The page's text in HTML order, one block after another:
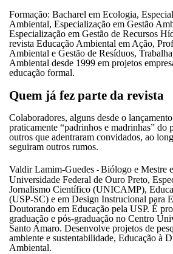
Formação: Bacharel em Ecologia,
Ambiental, Especialização em Gestão
Especialização em Gestão de Recursos
revista Educação Ambiental em Ação,
Ambiental e Gestão de Resíduos,
Ambiental desde 1999 em projetos
educação formal.
Quem já fez parte da revista
Colaboradores, alguns desde o
praticamente “padrinhos e madrinhas” do
outros que adentraram convidados, ao
seguiram outros rumos.
Valdir Lamim-Guedes - Biólogo e Mestre
Universidade Federal de Ouro Preto,
Jornalismo Científico (UNICAMP),
(USP-SC) e em Design Instrucional para
Doutorando em Educação pela USP. É
graduação e pós-graduação no Centro
Santo Amaro. Desenvolve projetos de
ambiente e sustentabilidade, Educação à
Ambiental.